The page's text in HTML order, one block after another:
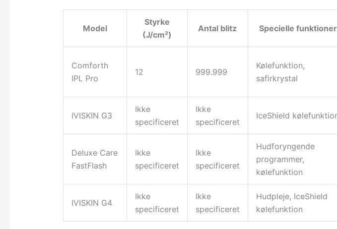
Model
Styrke
(J/cm²)
Antal blitz Specielle funktioner
Comforth
IPL Pro
12 999.999
Kølefunktion,
safirkrystal
IVISKIN G3
Ikke
specificeret
Ikke
specificeret
IceShield
Deluxe Care
FastFlash
Ikke
specificeret
Ikke
specificeret
Hudforyngende
programmer,
kølefunktion
IVISKIN G4
Ikke
specificeret
Ikke
specificeret
Hudpleje, IceShield
kølefunktion